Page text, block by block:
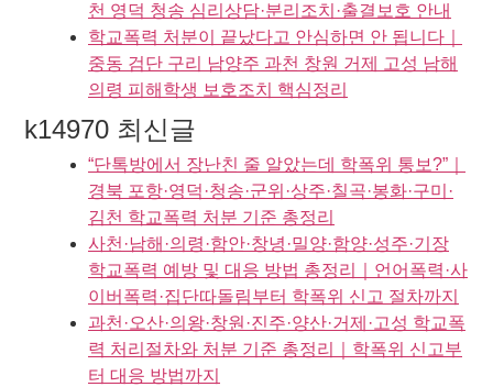
천 영덕 청송 심리상담·분리조치·출결보호 안내
학교폭력 처분이 끝났다고 안심하면 안 됩니다｜
중동 검단 구리 남양주 과천 창원 거제 고성 남해
의령 피해학생 보호조치 핵심정리
k14970 최신글
“단톡방에서 장난친 줄 알았는데 학폭위 통보?”｜
경북 포항·영덕·청송·군위·상주·칠곡·봉화·구미·
김천 학교폭력 처분 기준 총정리
사천·남해·의령·함안·창녕·밀양·함양·성주·기장
학교폭력 예방 및 대응 방법 총정리｜언어폭력·사
이버폭력·집단따돌림부터 학폭위 신고 절차까지
과천·오산·의왕·창원·진주·양산·거제·고성 학교폭
력 처리절차와 처분 기준 총정리｜학폭위 신고부
터 대응 방법까지